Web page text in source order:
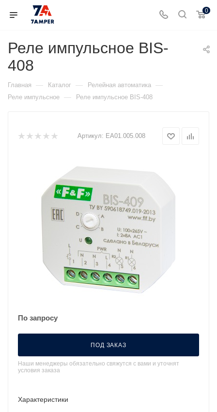
0
Реле импульсное BIS-
408
Главная — Каталог — Релейная автоматика —
Реле импульсное — Реле импульсное BIS-408
Артикул: ЕА01.005.008
По запросу
ПОД ЗАКАЗ
Наши менеджеры обязательно свяжутся с вами и уточнят
условия заказа
Характеристики